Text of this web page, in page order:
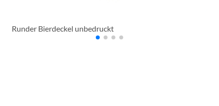
Runder Bierdeckel unbedruckt